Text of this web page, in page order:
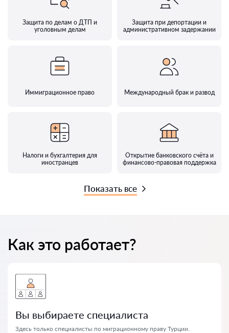
Защита по делам о ДТП и
уголовным делам
Защита при депортации и
административном задержании
Иммиграционное право Международный брак и развод
Налоги и бухгалтерия для
иностранцев
Открытие банковского счёта и
финансово-правовая поддержка
Показать все
Как это работает?
Вы выбираете специалиста
Здесь только специалисты по миграционному праву Турции.